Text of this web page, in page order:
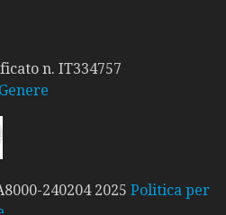
n. IT334757
240204 2025 Politica per